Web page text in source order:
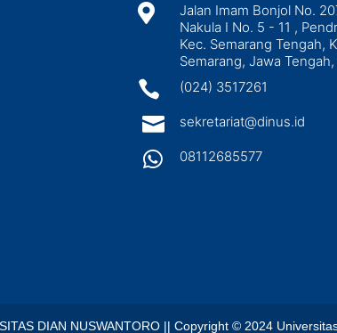

Jalan Imam Bonjol No.
Nakula I No. 5 - 11 ,
Kec. Semarang Tengah,
Semarang, Jawa Tengah,
 (024) 3517261
 sekretariat@dinus.id
 08112685577
DIAN NUSWANTORO || Copyright © 2024